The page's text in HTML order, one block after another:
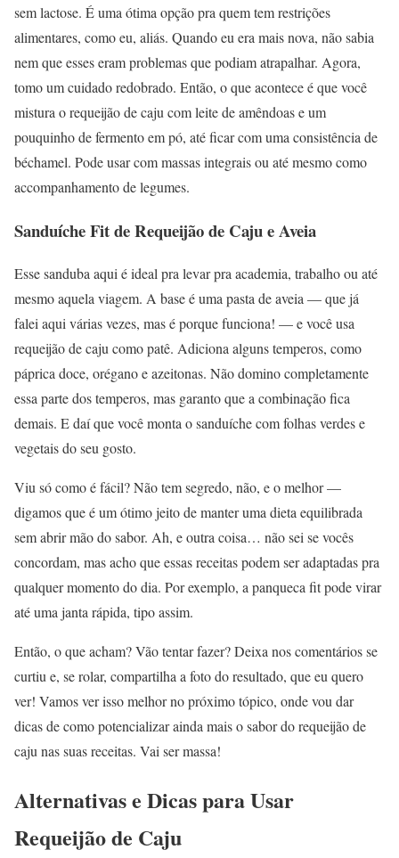
sem lactose. É uma ótima opção pra quem tem restrições
alimentares, como eu, aliás. Quando eu era mais nova, não sabia
nem que esses eram problemas que podiam atrapalhar. Agora,
tomo um cuidado redobrado. Então, o que acontece é que você
mistura o requeijão de caju com leite de amêndoas e um
pouquinho de fermento em pó, até ficar com uma consistência de
béchamel. Pode usar com massas integrais ou até mesmo como
accompanhamento de legumes.
Sanduíche Fit de Requeijão de Caju e Aveia
Esse sanduba aqui é ideal pra levar pra academia, trabalho ou até
mesmo aquela viagem. A base é uma pasta de aveia — que já
falei aqui várias vezes, mas é porque funciona! — e você usa
requeijão de caju como patê. Adiciona alguns temperos, como
páprica doce, orégano e azeitonas. Não domino completamente
essa parte dos temperos, mas garanto que a combinação fica
demais. E daí que você monta o sanduíche com folhas verdes e
vegetais do seu gosto.
Viu só como é fácil? Não tem segredo, não, e o melhor —
digamos que é um ótimo jeito de manter uma dieta equilibrada
sem abrir mão do sabor. Ah, e outra coisa… não sei se vocês
concordam, mas acho que essas receitas podem ser adaptadas pra
qualquer momento do dia. Por exemplo, a panqueca fit pode virar
até uma janta rápida, tipo assim.
Então, o que acham? Vão tentar fazer? Deixa nos comentários se
curtiu e, se rolar, compartilha a foto do resultado, que eu quero
ver! Vamos ver isso melhor no próximo tópico, onde vou dar
dicas de como potencializar ainda mais o sabor do requeijão de
caju nas suas receitas. Vai ser massa!
Alternativas e Dicas para Usar
Requeijão de Caju